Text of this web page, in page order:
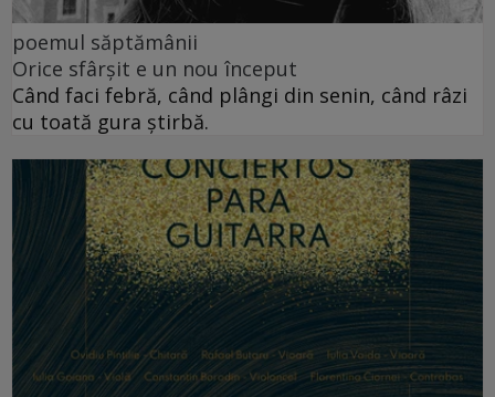
poemul săptămânii
Orice sfârșit e un nou început
Când faci febră, când plângi din senin, când râzi
cu toată gura știrbă.